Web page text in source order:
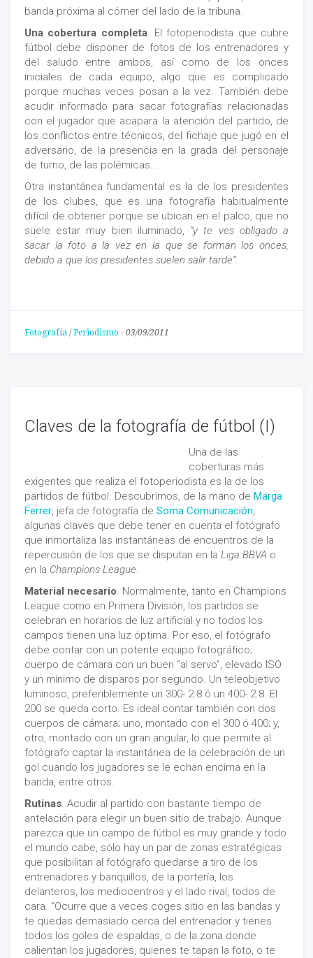
banda próxima al córner del lado de la tribuna.
Una cobertura completa. El fotoperiodista que cubre
fútbol debe disponer de fotos de los entrenadores y
del saludo entre ambos, así como de los onces
iniciales de cada equipo, algo que es complicado
porque muchas veces posan a la vez. También debe
acudir informado para sacar fotografías relacionadas
con el jugador que acapara la atención del partido, de
los conflictos entre técnicos, del fichaje que jugó en el
adversario, de la presencia en la grada del personaje
de turno, de las polémicas…
Otra instantánea fundamental es la de los presidentes
de los clubes, que es una fotografía habitualmente
difícil de obtener porque se ubican en el palco, que no
suele estar muy bien iluminado, “y te ves obligado a
sacar la foto a la vez en la que se forman los onces,
debido a que los presidentes suelen salir tarde”.
Fotografía /Periodismo - 03/09/2011
Claves de la fotografía de fútbol (I)
Una de las
coberturas más
exigentes que realiza el fotoperiodista es la de los
partidos de fútbol. Descubrimos, de la mano de Marga
Ferrer, jefa de fotografía de Soma Comunicación,
algunas claves que debe tener en cuenta el fotógrafo
que inmortaliza las instantáneas de encuentros de la
repercusión de los que se disputan en la Liga BBVA o
en la Champions League.
Material necesario. Normalmente, tanto en Champions
League como en Primera División, los partidos se
celebran en horarios de luz artificial y no todos los
campos tienen una luz óptima. Por eso, el fotógrafo
debe contar con un potente equipo fotográfico;
cuerpo de cámara con un buen “al servo”, elevado ISO
y un mínimo de disparos por segundo. Un teleobjetivo
luminoso, preferiblemente un 300- 2.8 ó un 400- 2.8. El
200 se queda corto. Es ideal contar también con dos
cuerpos de cámara; uno, montado con el 300 ó 400; y,
otro, montado con un gran angular, lo que permite al
fotógrafo captar la instantánea de la celebración de un
gol cuando los jugadores se le echan encima en la
banda, entre otros.
Rutinas. Acudir al partido con bastante tiempo de
antelación para elegir un buen sitio de trabajo. Aunque
parezca que un campo de fútbol es muy grande y todo
el mundo cabe, sólo hay un par de zonas estratégicas
que posibilitan al fotógrafo quedarse a tiro de los
entrenadores y banquillos, de la portería, los
delanteros, los mediocentros y el lado rival, todos de
cara. “Ocurre que a veces coges sitio en las bandas y
te quedas demasiado cerca del entrenador y tienes
todos los goles de espaldas, o de la zona donde
calientan los jugadores, quienes te tapan la foto, o te